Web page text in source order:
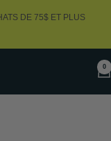
DE 75$ ET PLUS
0